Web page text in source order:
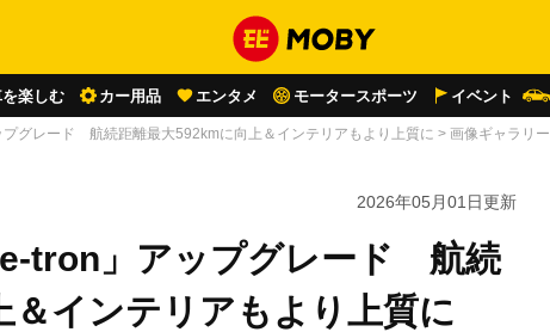
楽しむ カー用品 エンタメ モータースポーツ イベント
プグレード 航続距離最大592kmに向上＆インテリアもより上質に > 画像ギャラリー
2026年05月01日更新
tron」アップグレード 航続
＆インテリアもより上質に